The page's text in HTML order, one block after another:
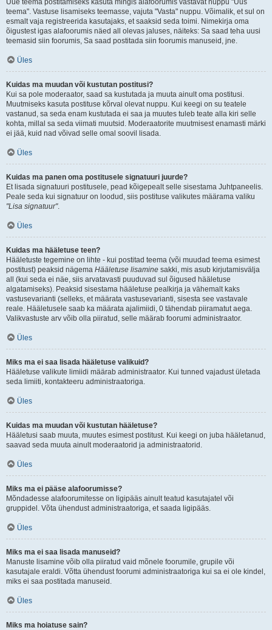
Uue teema postitamiseks kasuta mingis alafoorumis vastavat nuppu "Uus
teema". Vastuse lisamiseks teemasse, vajuta "Vasta" nuppu. Võimalik, et sul on
esmalt vaja registreerida kasutajaks, et saaksid seda toimi. Nimekirja oma
õigustest igas alafoorumis näed all olevas jaluses, näiteks: Sa saad teha uusi
teemasid siin foorumis, Sa saad postitada siin foorumis manuseid, jne.
Üles
Kuidas ma muudan või kustutan postitusi?
Kui sa pole moderaator, saad sa kustutada ja muuta ainult oma postitusi.
Muutmiseks kasuta postituse kõrval olevat nuppu. Kui keegi on su teatele
vastanud, sa seda enam kustutada ei saa ja muutes tuleb teate alla kiri selle
kohta, millal sa seda viimati muutsid. Moderaatorite muutmisest enamasti märki
ei jää, kuid nad võivad selle omal soovil lisada.
Üles
Kuidas ma panen oma postitusele signatuuri juurde?
Et lisada signatuuri postitusele, pead kõigepealt selle sisestama Juhtpaneelis.
Peale seda kui signatuur on loodud, siis postituse valikutes määrama valiku
"Lisa signatuur".
Üles
Kuidas ma hääletuse teen?
Hääletuste tegemine on lihte - kui postitad teema (või muudad teema esimest
postitust) peaksid nägema Hääletuse lisamine sakki, mis asub kirjutamisvälja
all (kui seda ei näe, siis arvatavasti puuduvad sul õigused hääletuse
algatamiseks). Peaksid sisestama hääletuse pealkirja ja vähemalt kaks
vastusevarianti (selleks, et määrata vastusevarianti, sisesta see vastavale
reale. Hääletusele saab ka määrata ajalimiidi, 0 tähendab piiramatut aega.
Valikvastuste arv võib olla piiratud, selle määrab foorumi administraator.
Üles
Miks ma ei saa lisada hääletuse valikuid?
Hääletuse valikute limiidi määrab administraator. Kui tunned vajadust ületada
seda limiiti, kontakteeru administraatoriga.
Üles
Kuidas ma muudan või kustutan hääletuse?
Hääletusi saab muuta, muutes esimest postitust. Kui keegi on juba hääletanud,
saavad seda muuta ainult moderaatorid ja administraatorid.
Üles
Miks ma ei pääse alafoorumisse?
Mõndadesse alafoorumitesse on ligipääs ainult teatud kasutajatel või
gruppidel. Võta ühendust administraatoriga, et saada ligipääs.
Üles
Miks ma ei saa lisada manuseid?
Manuste lisamine võib olla piiratud vaid mõnele foorumile, grupile või
kasutajale eraldi. Võtta ühendust foorumi administraatoriga kui sa ei ole kindel,
miks ei saa postitada manuseid.
Üles
Miks ma hoiatuse sain?